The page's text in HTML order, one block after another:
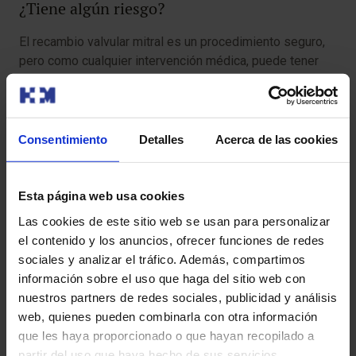
Consentimiento Detalles Acerca de las cookies
Esta página web usa cookies
Las cookies de este sitio web se usan para personalizar
el contenido y los anuncios, ofrecer funciones de redes
sociales y analizar el tráfico. Además, compartimos
información sobre el uso que haga del sitio web con
nuestros partners de redes sociales, publicidad y análisis
web, quienes pueden combinarla con otra información
que les haya proporcionado o que hayan recopilado a
¿Tiene algún riesgo?
El recambio valvular mitral es un procedimiento seguro,
pero como cualquier intervención médica, puede tener
Arritmias:algunas personas pueden desarrollar
ritmos cardíacos irregulares después de la cirugía.
Infección: aunque rara, puede ocurrir en el área de la
incisión o alrededor de la válvula implantada.
Formación de coágulos:
puede haber riesgo de
coágulos sanguíneos que podrían causar un accidente
cerebrovascular.
Riesgos relacionados con la anestesia:
mareos,